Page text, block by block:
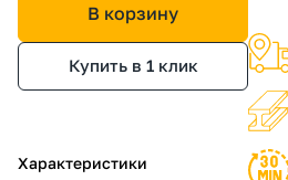
В корзину
Купить в 1 клик
Характеристики